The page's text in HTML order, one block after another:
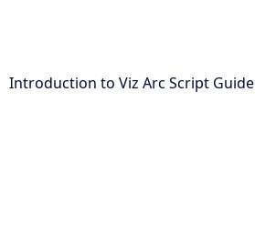
Introduction to Viz Arc Script Guide